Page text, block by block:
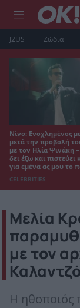
J2US Ζώδια
Νίνο: Ενοχλημένος
μετά την προβολή
με τον Ηλία Ψινάκη
δει έξω και πιστεύει
για εμένα ας μου το
CELEBRITIES
Μελία
με τον
Η ηθοποιός